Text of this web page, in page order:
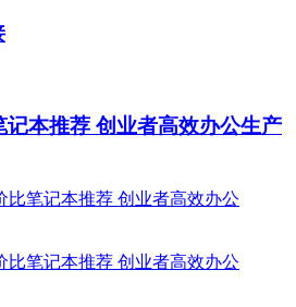
记本推荐 创业者高效办公生产